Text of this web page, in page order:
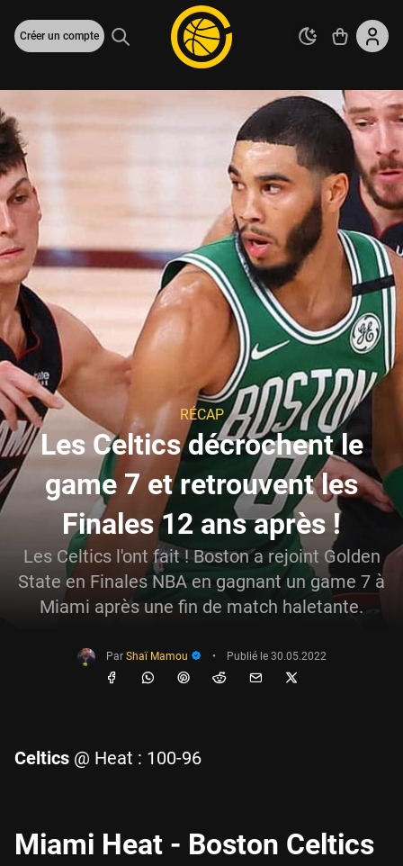
Créer un compte
RÉCAP
Les Celtics décrochent le
game 7 et retrouvent les
Finales 12 ans après !
Les Celtics l'ont fait ! Boston a rejoint Golden
State en Finales NBA en gagnant un game 7 à
Miami après une fin de match haletante.
Par Shaï Mamou • Publié le 30.05.2022
Celtics @ Heat : 100-96
Miami Heat - Boston Celtics